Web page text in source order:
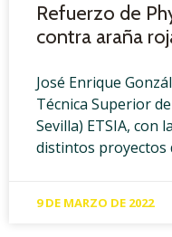
Refuerzo de
contra araña
José Enrique
Técnica Superior
Sevilla) ETSIA, con
distintos proyectos
9 DE MARZO DE 2022